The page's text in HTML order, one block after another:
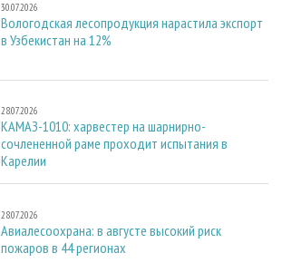
30.07.2026
Вологодская лесопродукция нарастила экспорт
в Узбекистан на 12%
28.07.2026
КАМАЗ-1010: харвестер на шарнирно-
сочлененной раме проходит испытания в
Карелии
28.07.2026
Авиалесоохрана: в августе высокий риск
пожаров в 44 регионах